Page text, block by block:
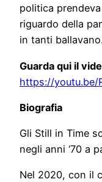
politica
riguardo della
in tanti
Guarda qui il
https://youtu.be/
Biografia
Gli Still in Time
negli anni ‘70 a
Nel 2020, con il